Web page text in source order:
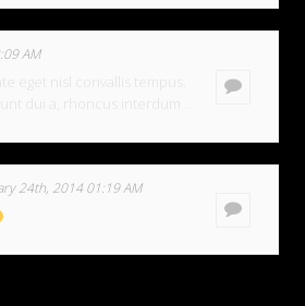
AM
eget nisl convallis tempus.
dui a, rhoncus interdum ..
24th, 2014 01:19 AM